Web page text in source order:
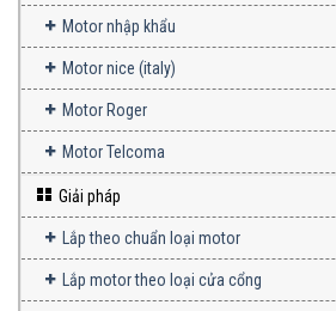
Motor nhập khẩu
Motor nice (italy)
Motor Roger
Motor Telcoma
Giải pháp
Lắp theo chuẩn loại motor
Lắp motor theo loại cửa cổng